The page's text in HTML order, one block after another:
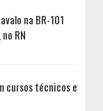
na BR-101
RN
cursos técnicos e